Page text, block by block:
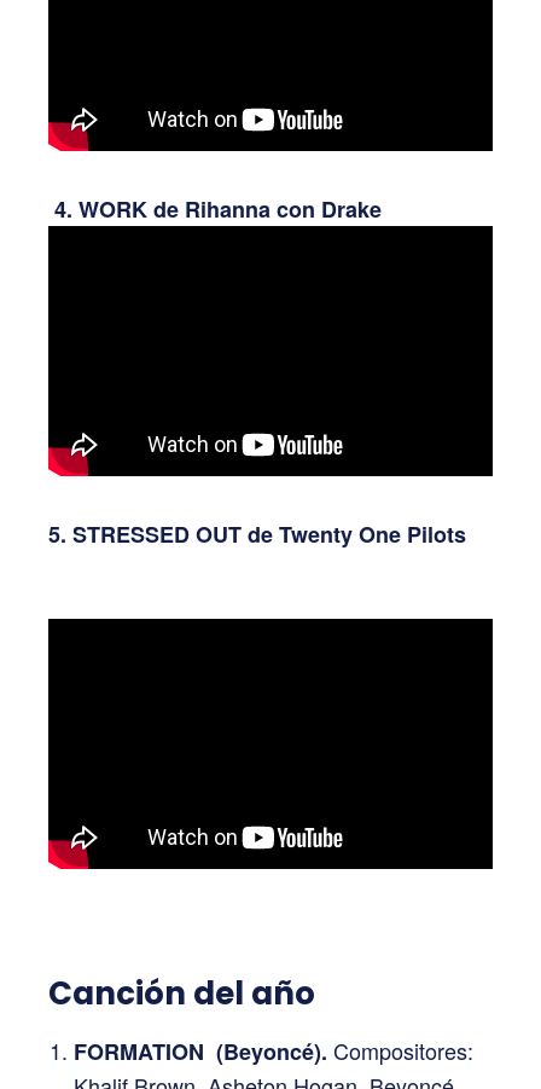
4. WORK de Rihanna con Drake
5. STRESSED OUT de Twenty One Pilots
Canción del año
FORMATION (Beyoncé). Compositores: